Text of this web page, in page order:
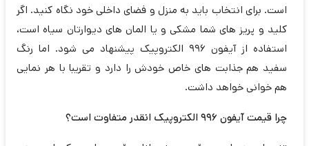
است. برای انتخاب باید به منزل و فضای داخلی خود نگاه کنید. اگر
کلید و پریز های شما مشکی و یا المان های دیوارتان سیاه است،
استفاده از آیفون 996 الکتروپیک پیشنهاد می شود. اما رنگ
سفید هم جذابت های خاص خودش را دارد و تقریبا با هر نمایی
هم خوانی خواهد داشت.
چرا قیمت آیفون 996 الکتروپیک انقدر متفاوت است؟